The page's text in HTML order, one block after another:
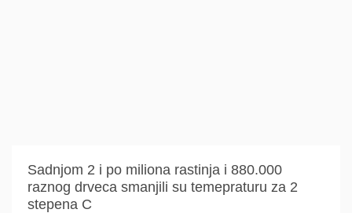
Sadnjom 2 i po miliona rastinja i 880.000
raznog drveca smanjili su temepraturu za 2
stepena C